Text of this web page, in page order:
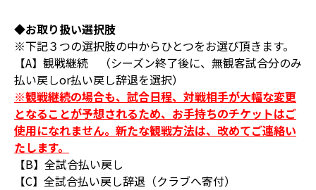
◆お取り扱い選択肢
※下記３つの選択肢の中からひとつをお選び頂きます。
【A】観戦継続 （シーズン終了後に、無観客試合分のみ
払い戻しor払い戻し辞退を選択）
※観戦継続の場合も、試合日程、対戦相手が大幅な変更
となることが予想されるため、お手持ちのチケットはご
使用になれません。新たな観戦方法は、改めてご連絡い
たします。
【B】全試合払い戻し
【C】全試合払い戻し辞退（クラブへ寄付）